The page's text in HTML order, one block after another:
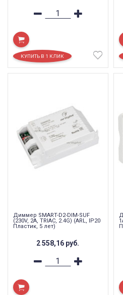
Диммер SMART-D2-DIM-SUF
(230V, 2A, TRIAC, 2.4G) (ARL, IP20
Пластик, 5 лет)
2 558,16 руб.